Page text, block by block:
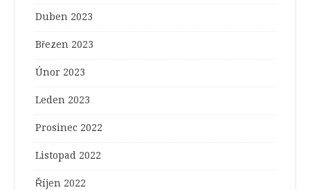
Duben 2023
Březen 2023
Únor 2023
Leden 2023
Prosinec 2022
Listopad 2022
Říjen 2022